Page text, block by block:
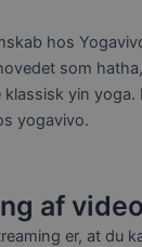
hos
som
yin yoga.
yogavivo.
af video
er, at du